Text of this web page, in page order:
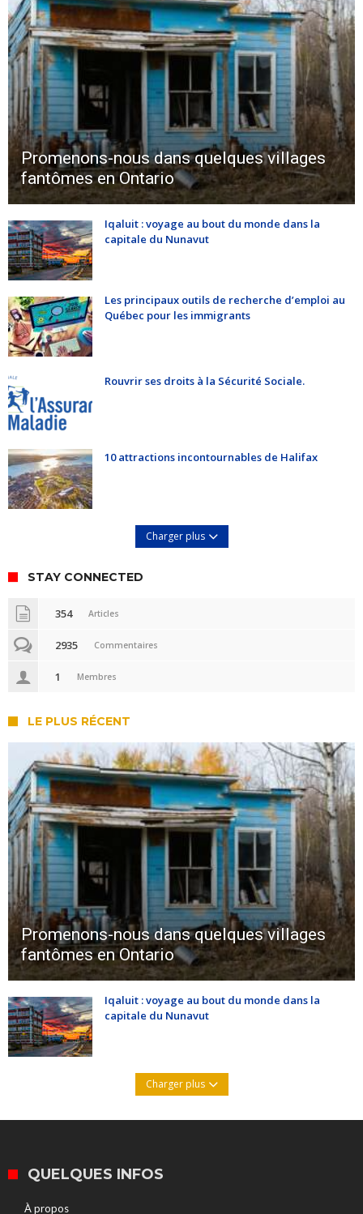
Promenons-nous dans quelques villages
fantômes en Ontario
Iqaluit : voyage au bout du monde dans la
capitale du Nunavut
Les principaux outils de recherche d’emploi au
Québec pour les immigrants
Rouvrir ses droits à la Sécurité Sociale.
10 attractions incontournables de Halifax
Charger plus
STAY CONNECTED
354 Articles
2935 Commentaires
1 Membres
LE PLUS RÉCENT
Promenons-nous dans quelques villages
fantômes en Ontario
Iqaluit : voyage au bout du monde dans la
capitale du Nunavut
Charger plus
QUELQUES INFOS
À propos